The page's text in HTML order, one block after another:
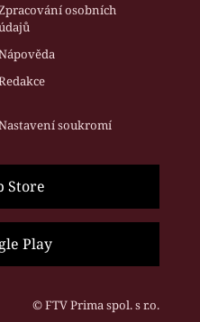
osobních
soukromí
Store
Play
© FTV Prima spol. s r.o.